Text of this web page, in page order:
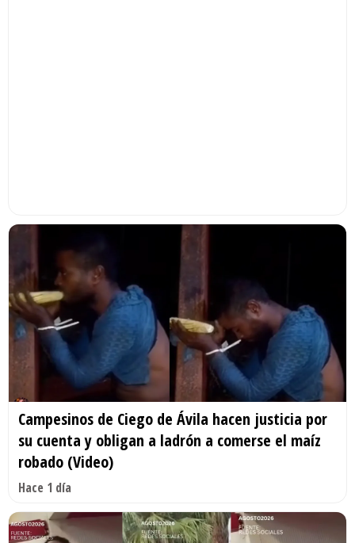
Campesinos de Ciego de Ávila hacen justicia por
su cuenta y obligan a ladrón a comerse el maíz
robado (Video)
Hace 1 día